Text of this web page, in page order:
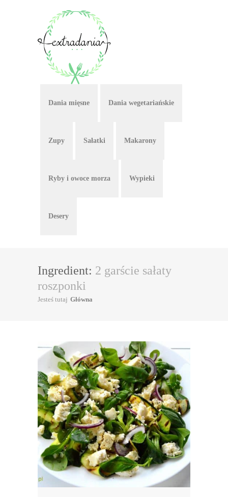
Dania mięsne Dania wegetariańskie
Zupy Sałatki Makarony
Ryby i owoce morza Wypieki
Desery
Ingredient: 2 garście sałaty
roszponki
Jesteś tutaj Główna